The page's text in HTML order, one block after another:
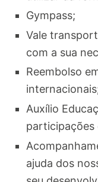
Gympass;
Vale
com a sua
Reembolso
Auxílio
participações
ajuda dos